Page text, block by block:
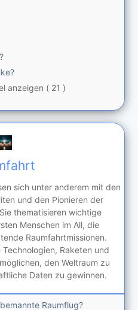
anzeigen ( 21 )
sich unter anderem mit den
und den Pionieren der
thematisieren wichtige
Menschen im All, die
Raumfahrtmissionen.
Raketen und
den Weltraum zu
Daten zu gewinnen.
Raumflug?